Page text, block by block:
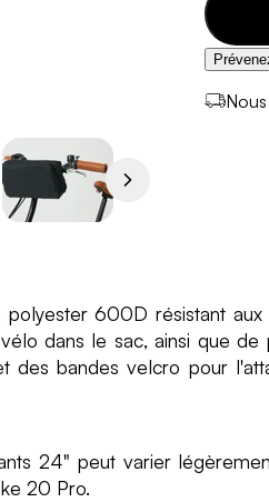
600D résistant
dans le sac, ainsi que
bandes velcro pour
24" peut varier
20 Pro.